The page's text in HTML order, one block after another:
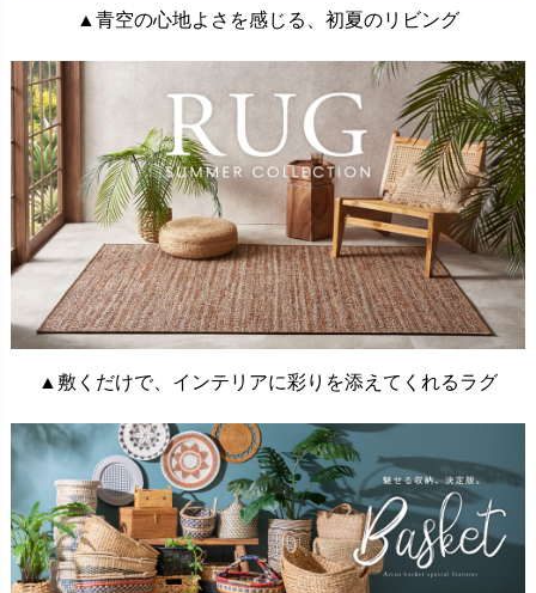
▲青空の心地よさを感じる、初夏のリビング
▲敷くだけで、インテリアに彩りを添えてくれるラグ